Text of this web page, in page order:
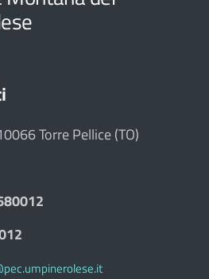
Torre Pellice (TO)